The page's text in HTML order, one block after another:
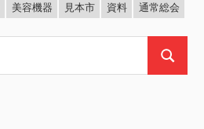
美容機器 見本市 資料 通常総会
検